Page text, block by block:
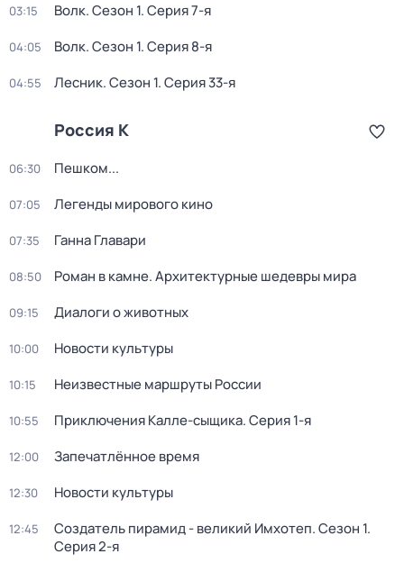
03:15 Волк. Сезон 1. Серия 7-я
04:05 Волк. Сезон 1. Серия 8-я
04:55 Лесник. Сезон 1. Серия 33-я
Россия К
06:30 Пешком...
07:05 Легенды мирового кино
07:35 Ганна Главари
08:50 Роман в камне. Архитектурные шедевры мира
09:15 Диалоги о животных
10:00 Новости культуры
10:15 Неизвестные маршруты России
10:55 Приключения Калле-сыщика. Серия 1-я
12:00 Запечатлённое время
12:30 Новости культуры
12:45 Создатель пирамид - великий Имхотеп. Сезон 1.
Серия 2-я